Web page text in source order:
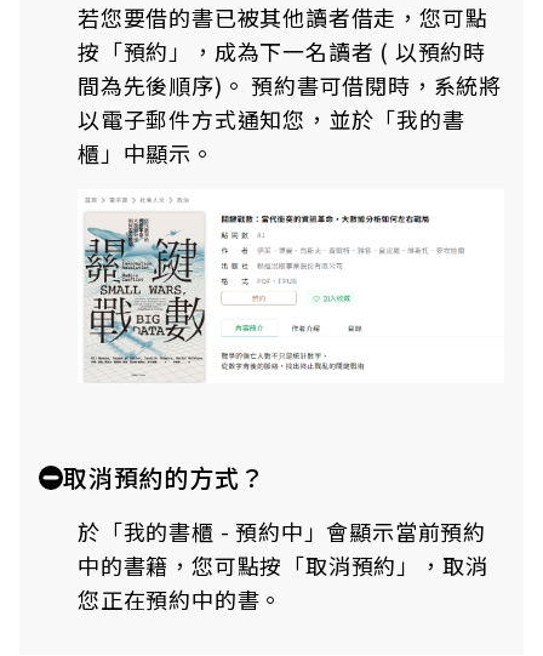
若您要借的書已被其他讀者借走，您可點
按「預約」，成為下一名讀者 ( 以預約時
間為先後順序)。 預約書可借閱時，系統將
以電子郵件方式通知您，並於「我的書
櫃」中顯示。
取消預約的方式？
於「我的書櫃 - 預約中」會顯示當前預約
中的書籍，您可點按「取消預約」，取消
您正在預約中的書。